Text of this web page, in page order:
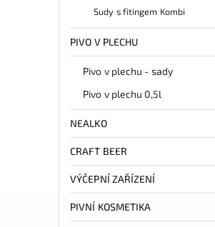
Sudy s fitingem Kombi
PIVO V PLECHU
Pivo v plechu - sady
Pivo v plechu 0,5l
NEALKO
CRAFT BEER
VÝČEPNÍ ZAŘÍZENÍ
PIVNÍ KOSMETIKA